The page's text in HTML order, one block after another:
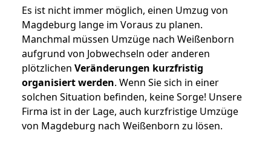
Es ist nicht immer möglich, einen Umzug von
Magdeburg lange im Voraus zu planen.
Manchmal müssen Umzüge nach Weißenborn
aufgrund von Jobwechseln oder anderen
plötzlichen Veränderungen kurzfristig
organisiert werden. Wenn Sie sich in einer
solchen Situation befinden, keine Sorge! Unsere
Firma ist in der Lage, auch kurzfristige Umzüge
von Magdeburg nach Weißenborn zu lösen.